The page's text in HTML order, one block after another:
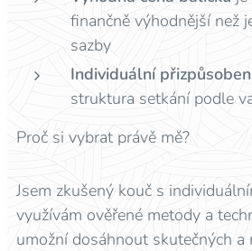
finančně výhodnější než
sazby
Individuální
struktura setkání podle
Proč si vybrat právě mě?
Jsem zkušený kouč s
využívám ověřené metody a
umožní dosáhnout skutečných a